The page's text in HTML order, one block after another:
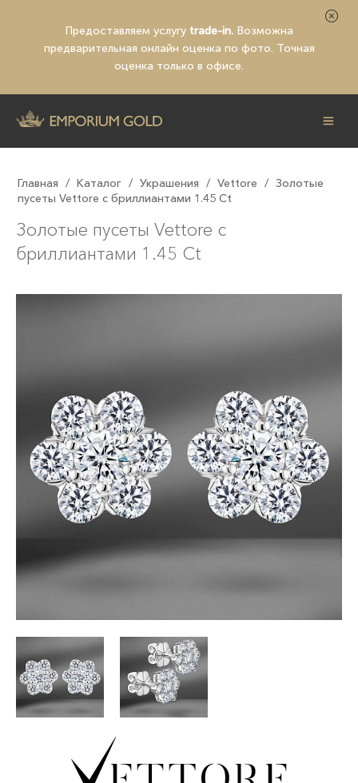
Предоставляем услугу trade-in. Возможна
предварительная онлайн оценка по фото. Точная
оценка только в офисе.
Главная / Каталог / Украшения / Vettore / Золотые
пусеты Vettore с бриллиантами 1.45 Ct
Золотые пусеты Vettore с
бриллиантами 1.45 Ct